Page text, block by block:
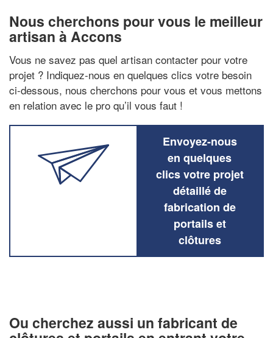
Nous cherchons pour vous le meilleur
artisan à Accons
Vous ne savez pas quel artisan contacter pour votre
projet ? Indiquez-nous en quelques clics votre besoin
ci-dessous, nous cherchons pour vous et vous mettons
en relation avec le pro qu’il vous faut !
Envoyez-nous
en quelques
clics votre projet
détaillé de
fabrication de
portails et
clôtures
Ou cherchez aussi un fabricant de